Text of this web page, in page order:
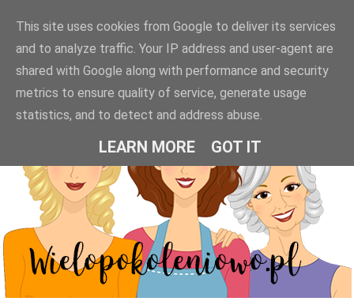
This site uses cookies from Google to deliver its services
and to analyze traffic. Your IP address and user-agent are
shared with Google along with performance and security
metrics to ensure quality of service, generate usage
statistics, and to detect and address abuse.
LEARN MORE GOT IT